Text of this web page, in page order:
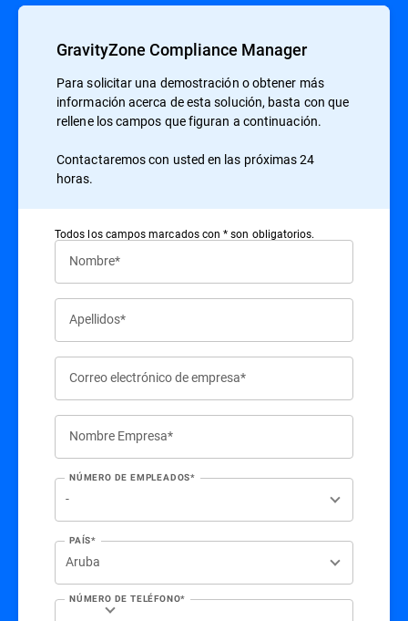
GravityZone Compliance Manager
Para solicitar una demostración o obtener más
información acerca de esta solución, basta con que
rellene los campos que figuran a continuación.
Contactaremos con usted en las próximas 24
horas.
Todos los campos marcados con * son obligatorios.
Nombre*
Apellidos*
Correo electrónico de empresa*
Nombre Empresa*
NÚMERO DE EMPLEADOS*
PAÍS*
NÚMERO DE TELÉFONO*